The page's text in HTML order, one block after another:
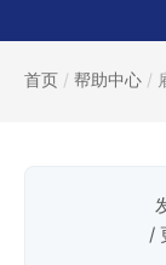
首页 / 帮助中心 /
/